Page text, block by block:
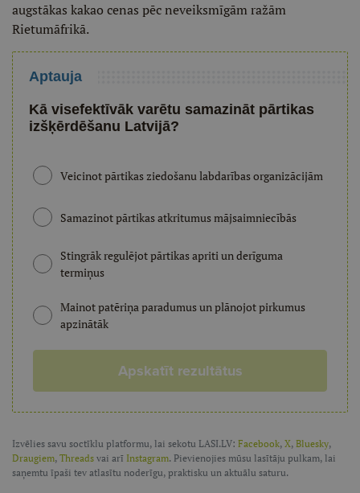
augstākas kakao cenas pēc neveiksmīgām ražām
Rietumāfrikā.
Aptauja
Kā visefektīvāk varētu samazināt pārtikas
izšķērdēšanu Latvijā?
Veicinot pārtikas ziedošanu labdarības organizācijām
Samazinot pārtikas atkritumus mājsaimniecībās
Stingrāk regulējot pārtikas apriti un derīguma
termiņus
Mainot patēriņa paradumus un plānojot pirkumus
apzinātāk
Apskatīt rezultātus
Izvēlies savu soctīklu platformu, lai sekotu LASI.LV: Facebook, X, Bluesky,
Draugiem, Threads vai arī Instagram. Pievienojies mūsu lasītāju pulkam, lai
saņemtu īpaši tev atlasītu noderīgu, praktisku un aktuālu saturu.